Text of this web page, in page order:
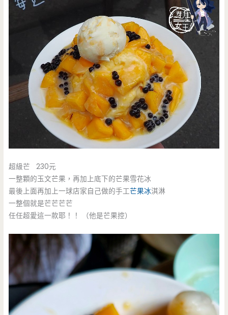
超級芒 230元
一整顆的玉文芒果，再加上底下的芒果雪花冰
最後上面再加上一球店家自己做的手工芒果冰淇淋
一整個就是芒芒芒芒
任任超愛這一款耶！！ （他是芒果控）